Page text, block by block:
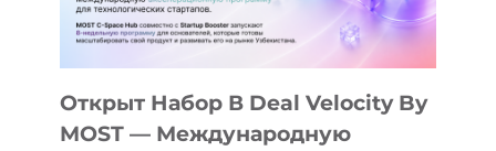
ДАЛ
30
ПОДРОСТКАМ
БИЛЕТ
В
Открыт Набор В Deal Velocity By
MOST — Международную